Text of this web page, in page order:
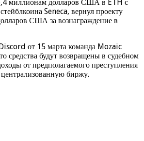
миллионам долларов США в ETH с
Seneca, вернул проекту
США за вознаграждение в
от 15 марта команда Mozaic
средства будут возвращены в судебном
от предполагаемого преступления
биржу.